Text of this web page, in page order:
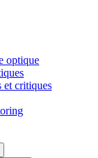
optique
et critiques